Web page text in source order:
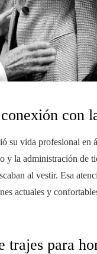
con
vida profesional en
y la administración de
al vestir. Esa
actuales y
trajes para